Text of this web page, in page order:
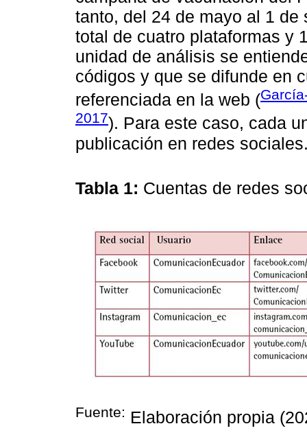
tanto, del 24 de mayo al 1
total de cuatro plataformas y
unidad de análisis se
códigos y que se difunde en
referenciada en la web (
2017). Para este caso, cada
publicación en redes
Tabla 1: Cuentas de redes
Fuente: Elaboración propia